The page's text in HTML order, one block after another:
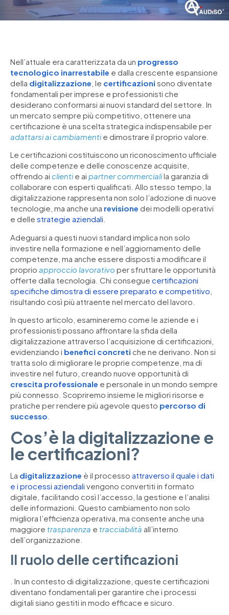
Nell’attuale era caratterizzata da un progresso
tecnologico inarrestabile e dalla crescente espansione
della digitalizzazione , le certificazioni sono diventate
fondamentali per imprese e professionisti che
desiderano conformarsi ai nuovi standard del settore. In
un mercato sempre più competitivo, ottenere una
certificazione è una scelta strategica indispensabile per
adattarsi ai cambiamentie dimostrare il proprio valore.
Le certificazioni costituiscono un riconoscimento ufficiale
delle competenze e delle conoscenze acquisite,
offrendo ai clientie ai partner commercialila garanzia di
collaborare con esperti qualificati. Allo stesso tempo, la
digitalizzazione rappresenta non solo l’adozione di nuove
tecnologie, ma anche una revisione dei modelli operativi
e delle strategie aziendali
Adeguarsi a questi nuovi standard implica non solo
investire nella formazione e nell’aggiornamento delle
competenze, ma anche essere disposti a modificare il
proprio approccio lavorativo per sfruttare le opportunità
offerte dalla tecnologia. Chi consegue certificazioni
specifiche dimostra di essere preparato e competitivo
risultando così più attraente nel mercato del lavoro.
In questo articolo, esamineremo come le aziende e i
professionisti possano affrontare la sfida della
digitalizzazione attraverso l’acquisizione di certificazioni,
evidenziando i benefici concreti che ne derivano. Non si
tratta solo di migliorare le proprie competenze, ma di
investire nel futuro, creando nuove opportunità di
crescita professionale e personale in un mondo sempre
più connesso. Scopriremo insieme le migliori risorse e
pratiche per rendere più agevole questo percorso di
successo
Cos’è la digitalizzazione e
le certificazioni?
La digitalizzazione è il processo attraverso il quale i dati
e i processi aziendali vengono convertiti in formato
digitale, facilitando così l’accesso, la gestione e l’analisi
delle informazioni. Questo cambiamento non solo
migliora l’efficienza operativa, ma consente anche una
maggiore trasparenza e tracciabilità all’interno
dell’organizzazione.
Il ruolo delle certificazioni
. In un contesto di digitalizzazione, queste certificazioni
diventano fondamentali per garantire che i processi
digitali siano gestiti in modo efficace e sicuro.